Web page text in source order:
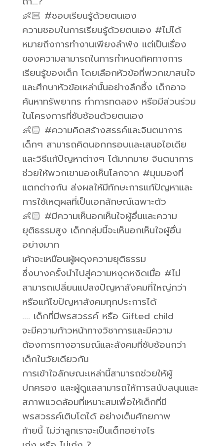
👶🏻 #ชอบเรียนรู้ด้วยตนเอง
ความชอบในการเรียนรู้ด้วยตนเอง #ไม่ได้
หมายถึงการทำงานเพียงลำพัง แต่เป็นเรื่อง
ของความสามารถในการกำหนดทิศทางการ
เรียนรู้ของเด็ก โดยเลือกหัวข้อที่พวกเขาสนใจ
และศึกษาหัวข้อเหล่านั้นอย่างลึกซึ้ง เด็กอาจ
ค้นหาทรัพยากร ทำการทดลอง หรือมีส่วนร่วม
ในโครงการที่ซับซ้อนด้วยตนเอง
👶🏻 #ความคิดสร้างสรรค์และจินตนาการ
เด็กๆ สามารถคิดนอกกรอบและเสนอไอเดีย
และวิธีแก้ปัญหาต่างๆ ได้มากมาย จินตนาการ
ช่วยให้พวกเขามองเห็นโลกจาก #มุมมองที่
แตกต่างกัน ส่งผลให้มีทักษะการแก้ปัญหาและ
การใช้เหตุผลที่เป็นเอกลักษณ์เฉพาะตัว
👶🏻 #มีความเห็นอกเห็นใจผู้อื่นและความ
ยุติธรรมสูง เด็กกลุ่มนี้จะเห็นอกเห็นใจผู้อื่น
อย่างมาก
เค้าจะเหมือนผู้ผดุงความยุติธรรม
ซึ่งบางครั้งนำไปสู่ความหงุดหงิดเมื่อ #ไม่
สามารถเปลี่ยนแปลงปัญหาสังคมที่ใหญ่กว่า
หรือแก้ไขปัญหาสังคมทุกประการได้
…. เด็กที่มีพรสวรรค์ หรือ Gifted child
จะมีความก้าวหน้าทางวิชาการและมีความ
ต้องการทางอารมณ์และสังคมที่ซับซ้อนกว่า
เด็กในวัยเดียวกัน
การเข้าใจลักษณะเหล่านี้สามารถช่วยให้ผู้
ปกครอง และผู้ดูแลสามารถให้การสนับสนุนและ
สภาพแวดล้อมที่เหมาะสมเพื่อให้เด็กที่มี
พรสวรรค์เติบโตได้ อย่างเต็มศักยภาพ
ท้ายนี้ ไม่ว่าลูกเราจะเป็นเด็กอย่างไร